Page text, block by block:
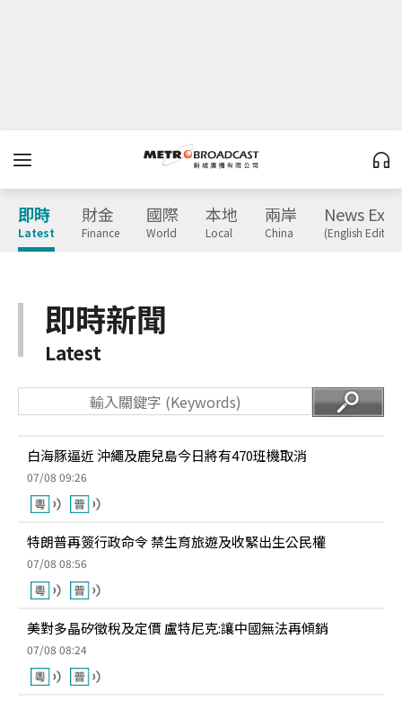
即時
Latest
財金
Finance
國際
World
本地
Local
兩岸
China
News
(English
即時新聞
Latest
白海豚逼近 沖繩及鹿兒島今日將有470班機取消
07/08 09:26
特朗普再簽行政命令 禁生育旅遊及收緊出生公民權
07/08 08:56
美對多晶矽徵稅及定價 盧特尼克:讓中國無法再傾銷
07/08 08:24